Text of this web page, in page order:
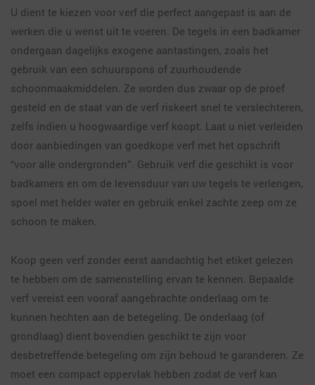
U dient te kiezen voor verf die perfect aangepast is aan de
werken die u wenst uit te voeren. De tegels in een badkamer
ondergaan dagelijks exogene aantastingen, zoals het
gebruik van een schuurspons of zuurhoudende
schoonmaakmiddelen. Ze worden dus zwaar op de proef
gesteld en de staat van de verf riskeert snel te verslechteren,
zelfs indien u hoogwaardige verf koopt. Laat u niet verleiden
door aanbiedingen van goedkope verf met het opschrift
“voor alle ondergronden”. Gebruik verf die geschikt is voor
badkamers en om de levensduur van uw tegels te verlengen,
spoel met helder water en gebruik enkel zachte zeep om ze
schoon te maken.
Koop geen verf zonder eerst aandachtig het etiket gelezen
te hebben om de samenstelling ervan te kennen. Bepaalde
verf vereist een vooraf aangebrachte onderlaag om te
kunnen hechten aan de betegeling. De onderlaag (of
grondlaag) dient bovendien geschikt te zijn voor
desbetreffende betegeling om zijn behoud te garanderen. Ze
moet een compact oppervlak hebben zodat de verf kan